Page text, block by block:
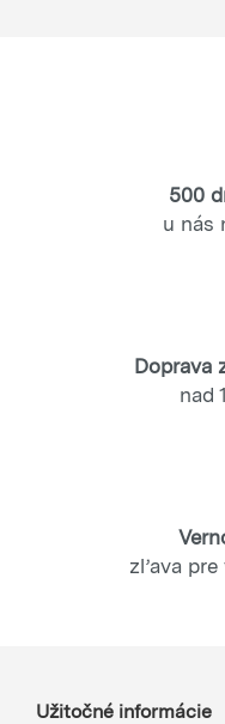
500
u nás
Doprava
nad
zľava pre
Užitočné informácie